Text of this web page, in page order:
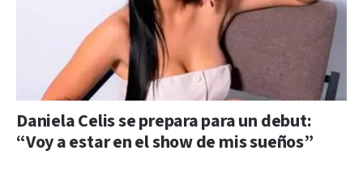
Daniela Celis se prepara para un debut:
“Voy a estar en el show de mis sueños”